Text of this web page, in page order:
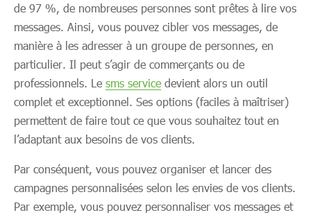
de 97 %, de nombreuses personnes sont prêtes à lire vos
messages. Ainsi, vous pouvez cibler vos messages, de
manière à les adresser à un groupe de personnes, en
particulier. Il peut s’agir de commerçants ou de
professionnels. Le sms service devient alors un outil
complet et exceptionnel. Ses options (faciles à maîtriser)
permettent de faire tout ce que vous souhaitez tout en
l’adaptant aux besoins de vos clients.
Par conséquent, vous pouvez organiser et lancer des
campagnes personnalisées selon les envies de vos clients.
Par exemple, vous pouvez personnaliser vos messages et